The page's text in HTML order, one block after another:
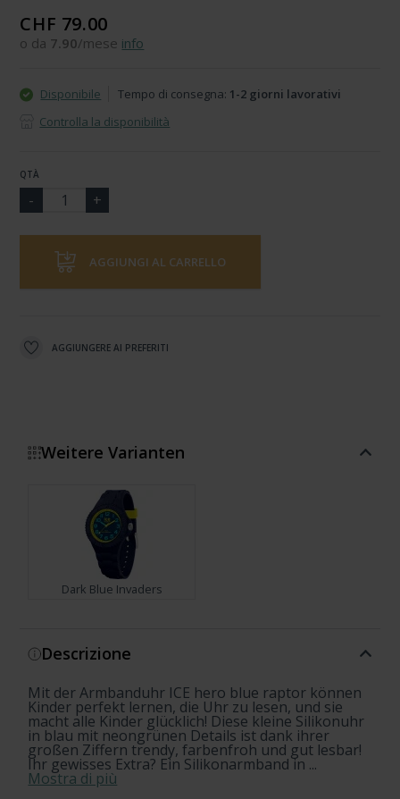
CHF 79.00
o da 7.90/mese info
Disponibile Tempo di consegna: 1-2 giorni lavorativi
Controlla la disponibilità
QTÀ
AGGIUNGI AL CARRELLO
AGGIUNGERE AI PREFERITI
Weitere Varianten
Dark Blue Invaders
Descrizione
Mit der Armbanduhr ICE hero blue raptor können
Kinder perfekt lernen, die Uhr zu lesen, und sie
macht alle Kinder glücklich! Diese kleine Silikonuhr
in blau mit neongrünen Details ist dank ihrer
großen Ziffern trendy, farbenfroh und gut lesbar!
Ihr gewisses Extra? Ein Silikonarmband in ...
Mostra di più